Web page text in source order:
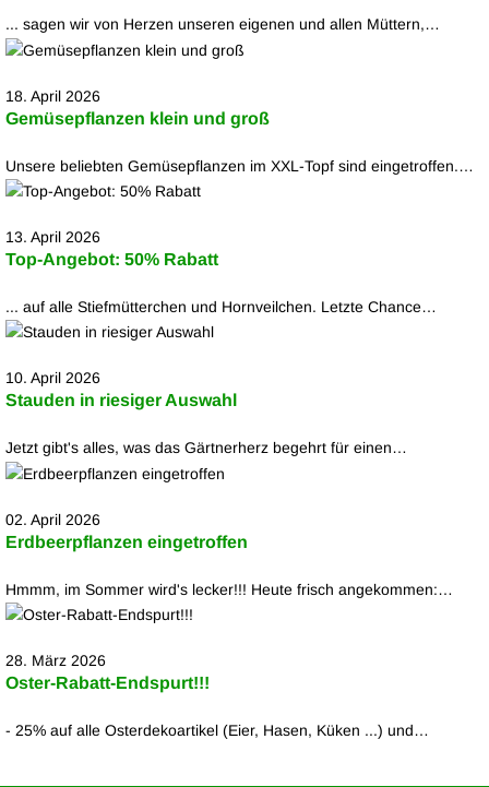
... sagen wir von Herzen unseren eigenen und allen Müttern,…
18. April 2026
Gemüsepflanzen klein und groß
Unsere beliebten Gemüsepflanzen im XXL-Topf sind eingetroffen.…
13. April 2026
Top-Angebot: 50% Rabatt
... auf alle Stiefmütterchen und Hornveilchen. Letzte Chance…
10. April 2026
Stauden in riesiger Auswahl
Jetzt gibt's alles, was das Gärtnerherz begehrt für einen…
02. April 2026
Erdbeerpflanzen eingetroffen
Hmmm, im Sommer wird's lecker!!! Heute frisch angekommen:…
28. März 2026
Oster-Rabatt-Endspurt!!!
- 25% auf alle Osterdekoartikel (Eier, Hasen, Küken ...) und…